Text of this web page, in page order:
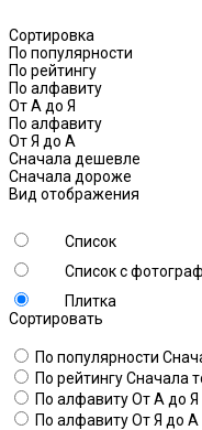
Сортировка
По популярности
По рейтингу
По алфавиту
От А до Я
По алфавиту
От Я до А
Сначала дешевле
Сначала дороже
Вид отображения
Список
Список с
Плитка
Сортировать
По популярности
По рейтингуСначала
По алфавитуОт А до Я
По алфавитуОт Я до А